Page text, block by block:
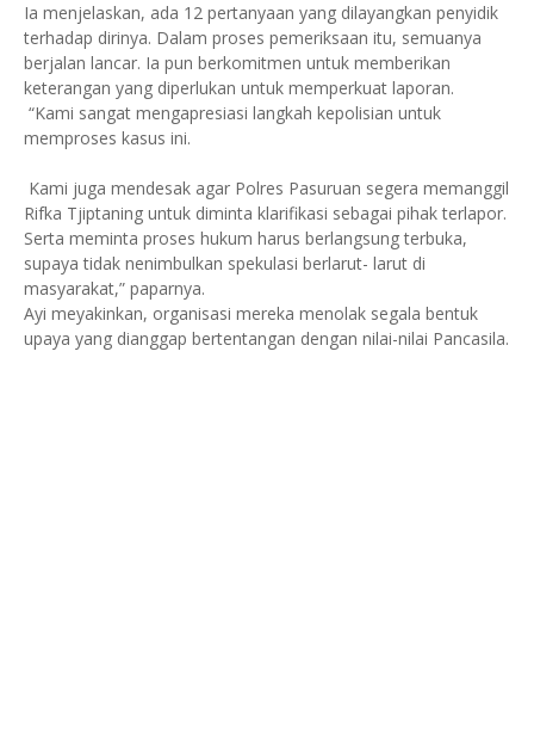
Ia menjelaskan, ada 12 pertanyaan yang dilayangkan penyidik
terhadap dirinya. Dalam proses pemeriksaan itu, semuanya
berjalan lancar. Ia pun berkomitmen untuk memberikan
keterangan yang diperlukan untuk memperkuat laporan.
“Kami sangat mengapresiasi langkah kepolisian untuk
memproses kasus ini.
Kami juga mendesak agar Polres Pasuruan segera memanggil
Rifka Tjiptaning untuk diminta klarifikasi sebagai pihak terlapor.
Serta meminta proses hukum harus berlangsung terbuka,
supaya tidak nenimbulkan spekulasi berlarut- larut di
masyarakat,” paparnya.
Ayi meyakinkan, organisasi mereka menolak segala bentuk
upaya yang dianggap bertentangan dengan nilai-nilai Pancasila.